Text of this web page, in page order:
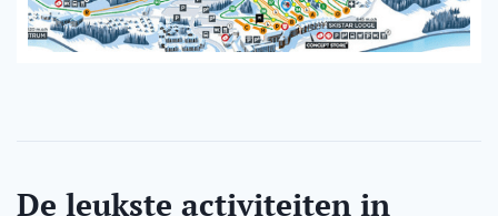
De leukste activiteiten in